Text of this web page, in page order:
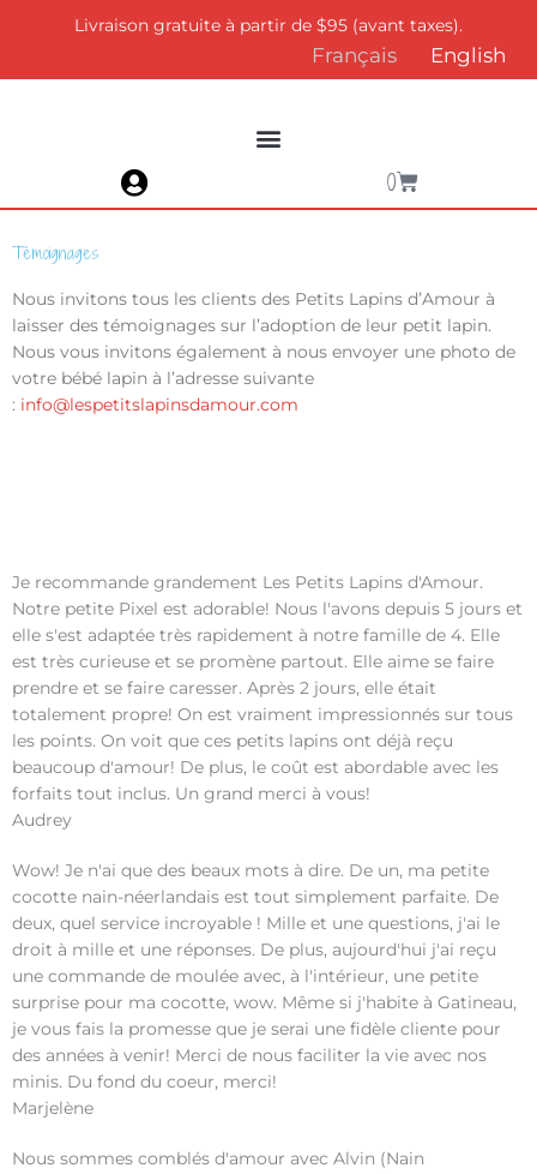
Livraison gratuite à partir de $95 (avant taxes).
Français English
0
Panier
Témoignages
Nous invitons tous les clients des Petits Lapins d’Amour à
laisser des témoignages sur l’adoption de leur petit lapin.
Nous vous invitons également à nous envoyer une photo de
votre bébé lapin à l’adresse suivante
: info@lespetitslapinsdamour.com
Je recommande grandement Les Petits Lapins d'Amour.
Notre petite Pixel est adorable! Nous l'avons depuis 5 jours et
elle s'est adaptée très rapidement à notre famille de 4. Elle
est très curieuse et se promène partout. Elle aime se faire
prendre et se faire caresser. Après 2 jours, elle était
totalement propre! On est vraiment impressionnés sur tous
les points. On voit que ces petits lapins ont déjà reçu
beaucoup d'amour! De plus, le coût est abordable avec les
forfaits tout inclus. Un grand merci à vous!
Audrey
Wow! Je n'ai que des beaux mots à dire. De un, ma petite
cocotte nain-néerlandais est tout simplement parfaite. De
deux, quel service incroyable ! Mille et une questions, j'ai le
droit à mille et une réponses. De plus, aujourd'hui j'ai reçu
une commande de moulée avec, à l'intérieur, une petite
surprise pour ma cocotte, wow. Même si j'habite à Gatineau,
je vous fais la promesse que je serai une fidèle cliente pour
des années à venir! Merci de nous faciliter la vie avec nos
minis. Du fond du coeur, merci!
Marjelène
Nous sommes comblés d'amour avec Alvin (Nain